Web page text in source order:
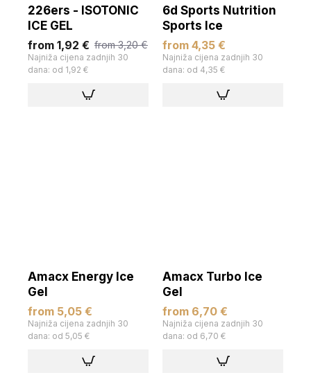
226ers - ISOTONIC
ICE GEL
from 1,92 € from 3,20 €
Najniža cijena zadnjih 30
dana: od 1,92 €
6d Sports Nutrition
Sports Ice
from 4,35 €
Najniža cijena zadnjih 30
dana: od 4,35 €
Amacx Energy Ice
Gel
from 5,05 €
Najniža cijena zadnjih 30
dana: od 5,05 €
Amacx Turbo Ice
Gel
from 6,70 €
Najniža cijena zadnjih 30
dana: od 6,70 €